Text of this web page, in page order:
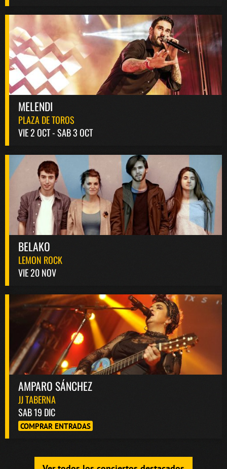
MELENDI
PLAZA DE TOROS
VIE 2 OCT - SAB 3 OCT
BELAKO
LEMON ROCK
VIE 20 NOV
AMPARO SÁNCHEZ
JJ TABERNA
SAB 19 DIC
COMPRAR ENTRADAS